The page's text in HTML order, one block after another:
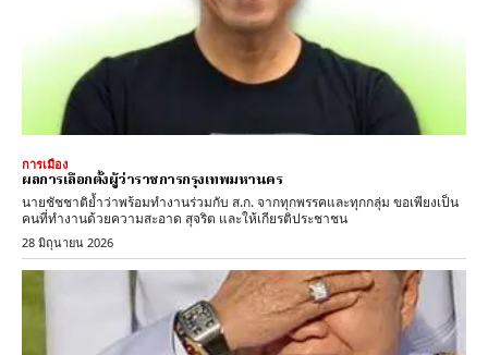
การเมือง
ผลการเลือกตั้งผู้ว่าราชการกรุงเทพมหานคร
นายชัชชาติย้ำว่าพร้อมทำงานร่วมกับ ส.ก. จากทุกพรรคและทุกกลุ่ม ขอเพียงเป็น
คนที่ทำงานด้วยความสะอาด สุจริต และให้เกียรติประชาชน
28 มิถุนายน 2026